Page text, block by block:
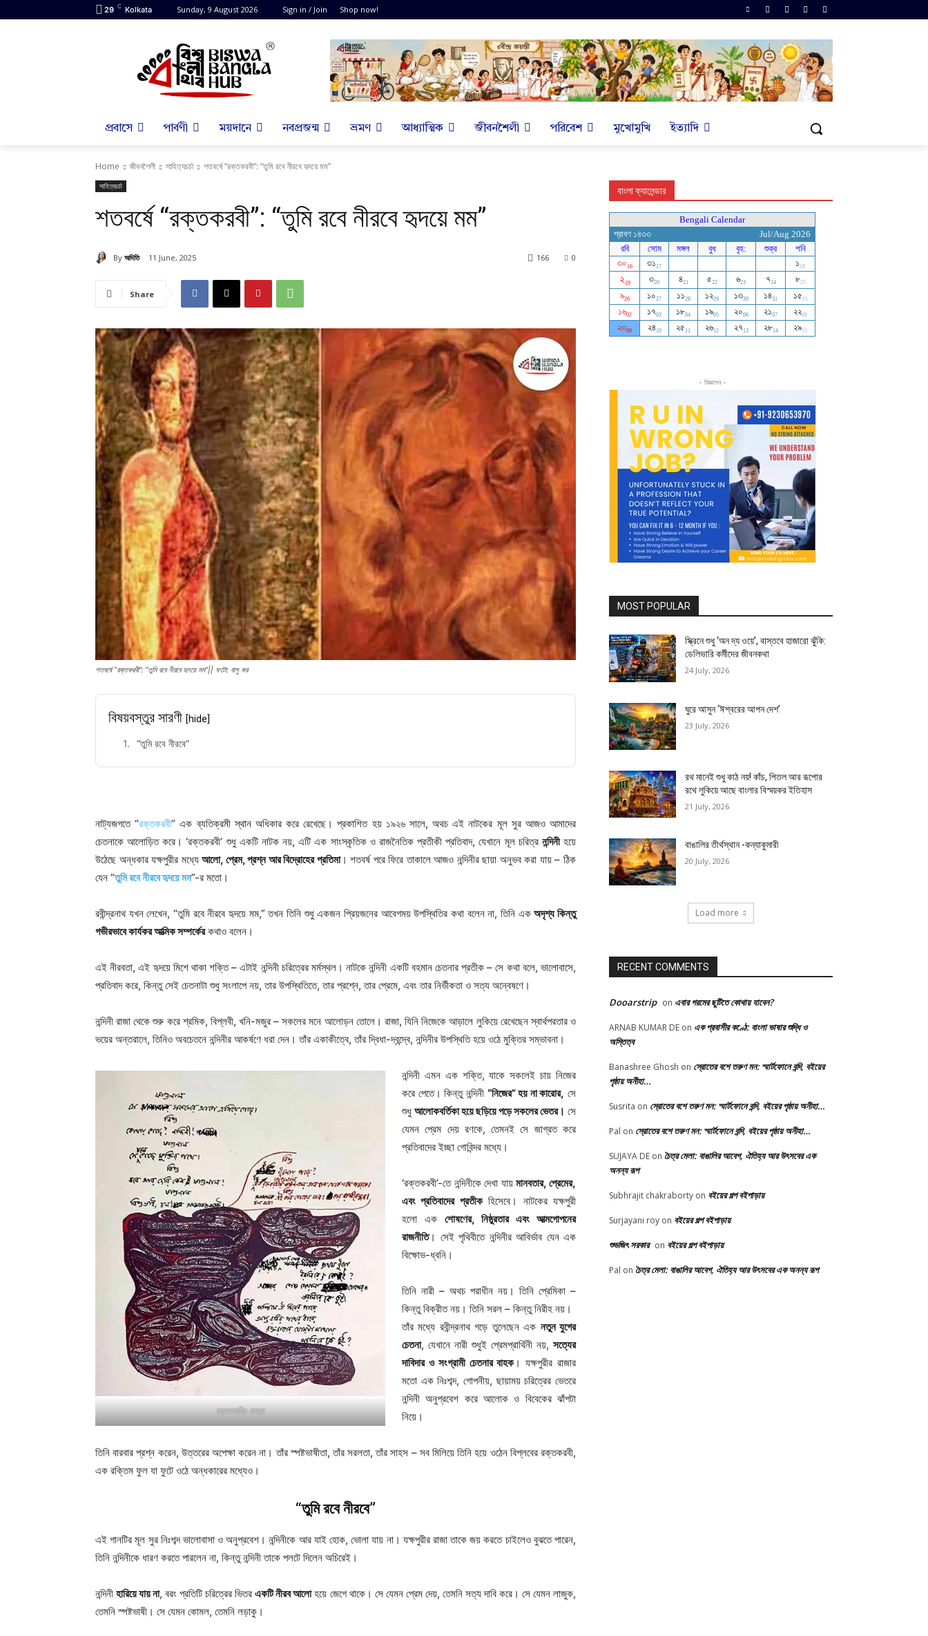
29 C Kolkata Sunday, 9 August 2026 Sign in / Join Shop now!
প্রবাসে পার্বণী ময়দানে নবপ্রজন্ম ভ্রমণ আধ্যাত্মিক জীবনশৈলী পরিবেশ মুখোমুখি ইত্যাদি
Home জীবনশৈলী সাহিত্যচর্চা শতবর্ষে “রক্তকরবী”: “তুমি রবে নীরবে হৃদয়ে মম”
সাহিত্যচর্চা
শতবর্ষে “রক্তকরবী”: “তুমি রবে নীরবে হৃদয়ে মম”
By অদিতি 11 June, 2025 0
166
Share
শতবর্ষে “রক্তকরবী”: “তুমি রবে নীরবে হৃদয়ে মম”|| ফটো: বাসু কর
বিষয়বস্তুর সারণী [hide]
“তুমি রবে নীরবে”
নাট্যজগতে “রক্তকরবী” এক ব্যতিক্রমী স্থান অধিকার করে রেখেছে। প্রকাশিত হয় ১৯২৬ সালে, অথচ এই নাটকের মূল সুর আজও আমাদের
চেতনাকে আলোড়িত করে। ‘রক্তকরবী’ শুধু একটি নাটক নয়, এটি এক সাংস্কৃতিক ও রাজনৈতিক প্রতীকী প্রতিবাদ, যেখানে মূল চরিত্র নন্দিনীহয়ে
উঠেছে অন্ধকার যক্ষপুরীর মধ্যেআলো, প্রেম, প্রশ্ন আর বিদ্রোহের প্রতিমা। শতবর্ষ পরে ফিরে তাকালে আজও নন্দিনীর ছায়া অনুভব করা যায় – ঠিক
যেন “তুমি রবে নীরবে হৃদয়ে মম”-র মতো।
রবীন্দ্রনাথ যখন লেখেন, “তুমি রবে নীরবে হৃদয়ে মম,” তখন তিনি শুধু একজন প্রিয়জনের আবেগময় উপস্থিতির কথা বলেন না, তিনি একঅদৃশ্য কিন্তু
গভীরভাবে কার্যকর আত্মিক সম্পর্কেরকথাও বলেন।
এই নীরবতা, এই হৃদয়ে মিশে থাকা শক্তি – এটাই নন্দিনী চরিত্রের মর্মস্থল। নাটকে নন্দিনী একটি বহমান চেতনার প্রতীক – সে কথা বলে, ভালোবাসে,
প্রতিবাদ করে, কিন্তু সেই চেতনাটা শুধু সংলাপে নয়, তার উপস্থিতিতে, তার প্রশ্নে, তার প্রেমে, এবং তার নির্ভীকতা ও সত্য অন্বেষণে।
নন্দিনী রাজা থেকে শুরু করে শ্রমিক, বিপ্লবী, খনি-মজুর – সকলের মনে আলোড়ন তোলে। রাজা, যিনি নিজেকে আড়ালে লুকিয়ে রেখেছেন স্বার্থপরতার ও
ভয়ের অন্তরালে, তিনিও অবচেতনে নন্দিনীর আকর্ষণে ধরা দেন। তাঁর একাকীত্বে, তাঁর দ্বিধা-দ্বন্দ্বে, নন্দিনীর উপস্থিতি হয়ে ওঠে মুক্তির সম্ভাবনা।
রক্তকরবীর খসড়া
নন্দিনী এমন এক শক্তি, যাকে সকলেই চায় নিজের
করে পেতে। কিন্তু নন্দিনী “নিজের” হয় না কারোর, সে
শুধু আলোকবর্তিকা হয়ে ছড়িয়ে পড়ে সকলের ভেতর। সে
যেমন প্রেম দেয় রণকে, তেমনই সে জাগ্রত করে
প্রতিবাদের ইচ্ছা গোবিন্দর মধ্যে।
‘রক্তকরবী’-তে নন্দিনীকে দেখা যায়মানবতার, প্রেমের,
এবং প্রতিবাদের প্রতীকহিসেবে। নাটকের যক্ষপুরী
হলো এক শোষণের, নিষ্ঠুরতার এবং আত্মগোপনের
রাজনীতি। সেই পৃথিবীতে নন্দিনীর আবির্ভাব যেন এক
বিক্ষোভ-ধ্বনি।
তিনি নারী – অথচ পরাধীন নয়। তিনি প্রেমিকা –
কিন্তু বিক্রীত নয়। তিনি সরল – কিন্তু নিরীহ নয়।
তাঁর মধ্যে রবীন্দ্রনাথ গড়ে তুলেছেন এক নতুন যুগের
চেতনা, যেখানে নারী শুধুই প্রেমপ্রার্থিনী নয়, সত্যের
দাবিদার ও সংগ্রামী চেতনার বাহক। যক্ষপুরীর রাজার
মতো এক নিঃশব্দ, গোপনীয়, ছায়াময় চরিত্রের ভেতরে
নন্দিনী অনুপ্রবেশ করে আলোক ও বিবেকের ঝাঁপটা
নিয়ে।
তিনি বারবার প্রশ্ন করেন, উত্তরের অপেক্ষা করেন না। তাঁর স্পষ্টভাষীতা, তাঁর সরলতা, তাঁর সাহস – সব মিলিয়ে তিনি হয়ে ওঠেন বিপ্লবের রক্তকরবী,
এক রক্তিম ফুল যা ফুটে ওঠে অন্ধকারের মধ্যেও।
“তুমি রবে নীরবে”
এই গানটির মূল সুর নিঃশব্দ ভালোবাসা ও অনুপ্রবেশ। নন্দিনীকে আর যাই হোক, ভোলা যায় না। যক্ষপুরীর রাজা তাকে জয় করতে চাইলেও বুঝতে পারেন,
তিনি নন্দিনীকে ধারণ করতে পারলেন না, কিন্তু নন্দিনী তাকে পলটে দিলেন অচিরেই।
নন্দিনীহারিয়ে যায় না, বরং প্রতিটি চরিত্রের ভিতরএকটি নীরব আলোহয়ে জেগে থাকে। সে যেমন প্রেম দেয়, তেমনি সত্য দাবি করে। সে যেমন লাজুক,
তেমনি স্পষ্টভাষী। সে যেমন কোমল, তেমনি লড়াকু।
বাংলা ক্যালেন্ডার
- বিজ্ঞাপন -
MOST POPULAR
স্ক্রিনে শুধু ‘অন দ্য ওয়ে’, বাস্তবে হাজারো ঝুঁকি:
ডেলিভারি কর্মীদের জীবনকথা
24 July, 2026
ঘুরে আসুন ‘ঈশ্বরের আপন দেশ’
23 July, 2026
রথ মানেই শুধু কাঠ নয়! কাঁচ, পিতল আর রূপোর
রথে লুকিয়ে আছে বাংলার বিস্ময়কর ইতিহাস
21 July, 2026
বাঙালির তীর্থস্থান -কন্যাকুমারী
20 July, 2026
Load more
RECENT COMMENTS
Dooarstrip on এবার গরমের ছুটিতে কোথায় যাবেন?
ARNAB KUMAR DE on এক প্রবাসীর কণ্ঠে: বাংলা ভাষার শুদ্ধি ও
অস্তিত্ব
Banashree Ghosh on স্রোতের বশে তরুণ মন: স্মার্টফোনে বন্দি, বইয়ের
পৃষ্ঠায় অনীহা…
Susrita on স্রোতের বশে তরুণ মন: স্মার্টফোনে বন্দি, বইয়ের পৃষ্ঠায় অনীহা…
Pal on স্রোতের বশে তরুণ মন: স্মার্টফোনে বন্দি, বইয়ের পৃষ্ঠায় অনীহা…
SUJAYA DE on চৈত্র মেলা: বাঙালির আবেগ, ঐতিহ্য আর উৎসবের এক
অনন্য রূপ
Subhrajit chakraborty on বইয়ের গল্প বইপাড়ায়
Surjayani roy on বইয়ের গল্প বইপাড়ায়
শুভজিৎ সরকার on বইয়ের গল্প বইপাড়ায়
Pal on চৈত্র মেলা: বাঙালির আবেগ, ঐতিহ্য আর উৎসবের এক অনন্য রূপ